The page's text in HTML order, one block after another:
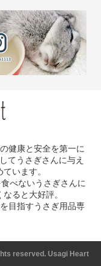
健康と安全を第一に
てうさぎさんに与え
います。
べないうさぎさんに
ると大好評。
を目指すうさぎ用品専
reserved. Usagi Heart